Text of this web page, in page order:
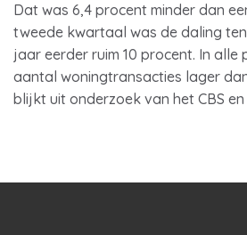
Dat was 6,4 procent minder dan
tweede kwartaal was de daling
jaar eerder ruim 10 procent. In alle
aantal woningtransacties lager
blijkt uit onderzoek van het CBS